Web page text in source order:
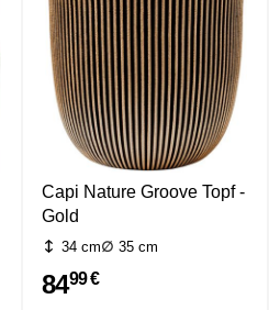
Capi Nature Groove Topf -
Gold
34 cm 35 cm
8499 €